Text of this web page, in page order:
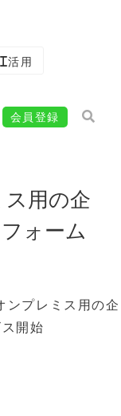
活用
会員登録
用の企
ォーム
ンプレミス用の企
開始